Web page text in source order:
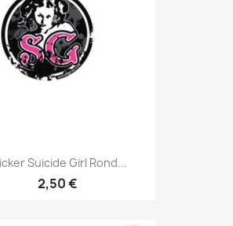
Suicide Girl Rond...
2,50 €